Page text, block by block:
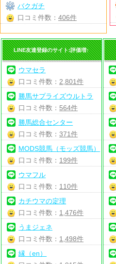
バクガチ
口コミ件数： 406件
LINE友達登録のサイト:評価増↑
ウマセラ
口コミ件数： 2,801件
勝馬サプライズウルトラ
口コミ件数： 564件
勝馬総合センター
口コミ件数：371件
MODS競馬（モッズ競馬）
口コミ件数： 199件
ウマフル
口コミ件数： 110件
カチウマの定理
口コミ件数： 1,476件
うまジェネ
口コミ件数： 1,498件
縁（en）